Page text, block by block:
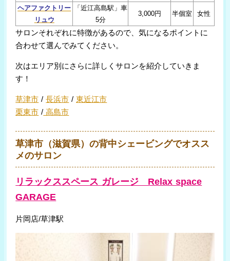
ヘアファクトリー
リュウ
「近江高島駅」車
5分
3,000円 半個室 女性
サロンそれぞれに特徴があるので、気になるポイントに
合わせて選んでみてください。
次はエリア別にさらに詳しくサロンを紹介していきま
す！
草津市 /長浜市 /東近江市
栗東市 / 高島市
草津市（滋賀県）の背中シェービングでオスス
メのサロン
リラックススペース ガレージ Relax space
GARAGE
片岡店/草津駅